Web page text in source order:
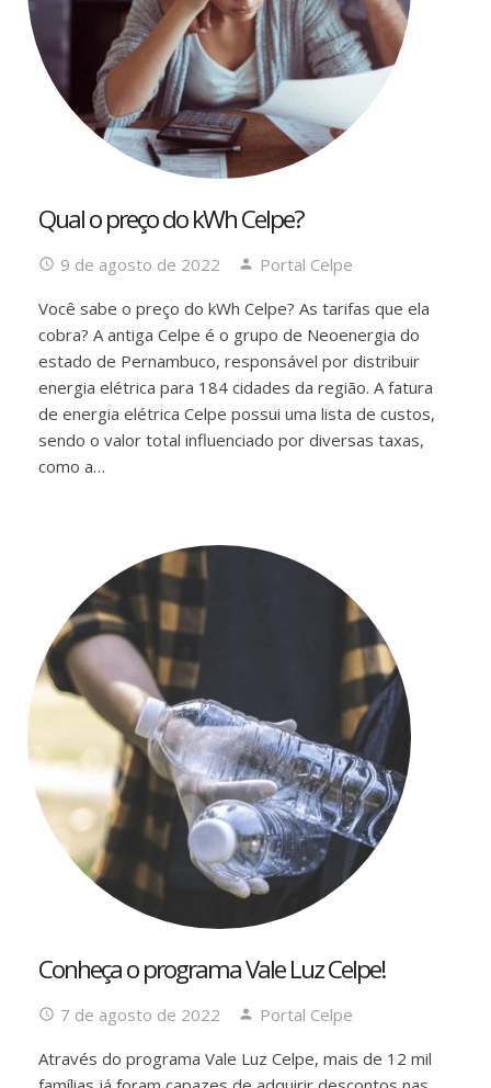
Qual o preço do kWh Celpe?
9 de agosto de 2022
Portal Celpe
Você sabe o preço do kWh Celpe? As tarifas que ela
cobra? A antiga Celpe é o grupo de Neoenergia do
estado de Pernambuco, responsável por distribuir
energia elétrica para 184 cidades da região. A fatura
de energia elétrica Celpe possui uma lista de custos,
sendo o valor total influenciado por diversas taxas,
como a…
Conheça o programa Vale Luz Celpe!
7 de agosto de 2022
Portal Celpe
Através do programa Vale Luz Celpe, mais de 12 mil